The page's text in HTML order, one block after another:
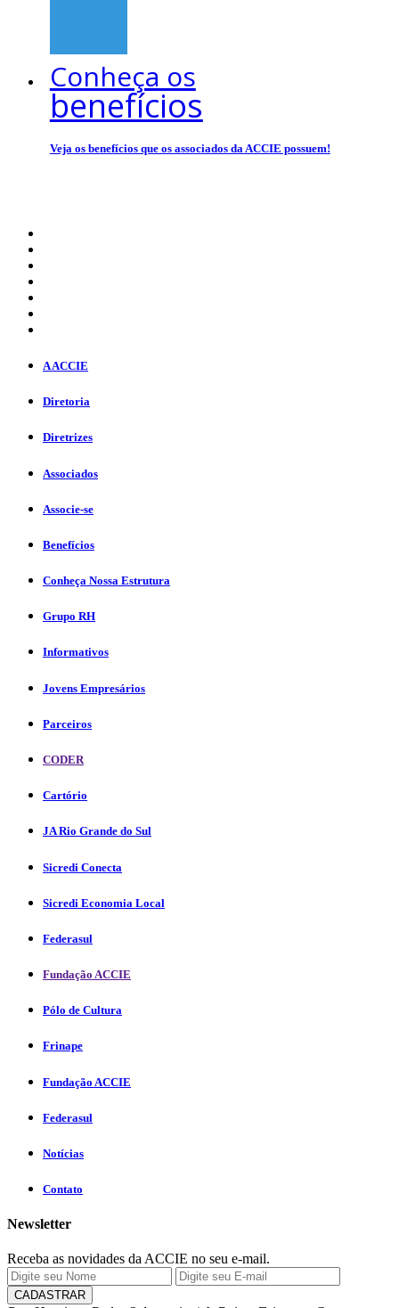
Conheça os
benefícios
Veja os benefícios que os associados da ACCIE possuem!
A ACCIE
Diretoria
Diretrizes
Associados
Associe-se
Benefícios
Conheça Nossa Estrutura
Grupo RH
Informativos
Jovens Empresários
Parceiros
CODER
Cartório
JA Rio Grande do Sul
Sicredi Conecta
Sicredi Economia Local
Federasul
Fundação ACCIE
Pólo de Cultura
Frinape
Fundação ACCIE
Federasul
Notícias
Contato
Newsletter
Receba as novidades da ACCIE no seu e-mail.